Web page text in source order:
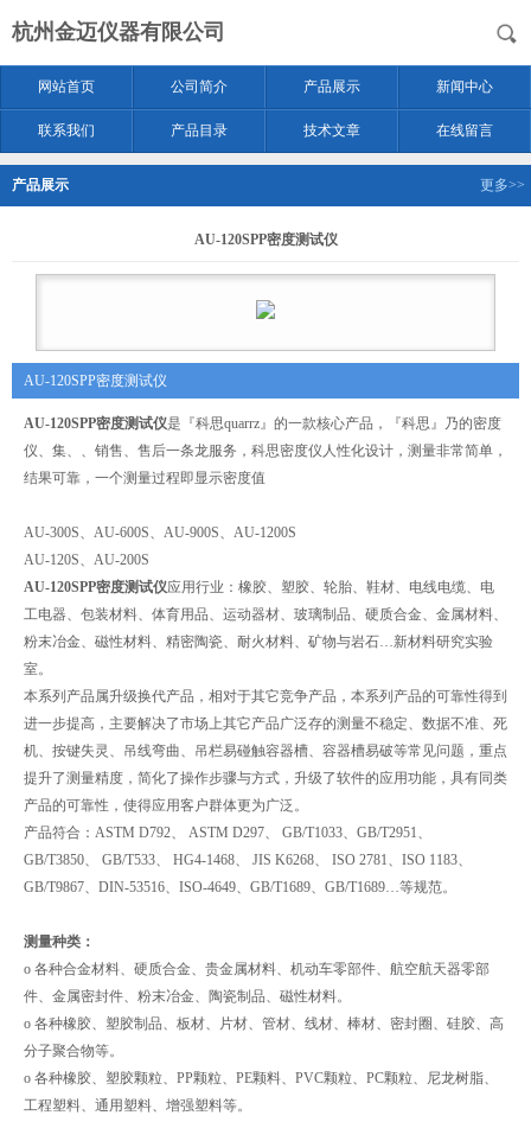
杭州金迈仪器有限公司
网站首页 公司简介 产品展示 新闻中心
联系我们 产品目录 技术文章 在线留言
产品展示 更多>>
AU-120SPP密度测试仪
AU-120SPP密度测试仪
AU-120SPP密度测试仪是『科思quarrz』的一款核心产品，『科思』乃的密度
仪、集、、销售、售后一条龙服务，科思密度仪人性化设计，测量非常简单，
结果可靠，一个测量过程即显示密度值
AU-300S、AU-600S、AU-900S、AU-1200S
AU-120S、AU-200S
AU-120SPP密度测试仪应用行业：橡胶、塑胶、轮胎、鞋材、电线电缆、电
工电器、包装材料、体育用品、运动器材、玻璃制品、硬质合金、金属材料、
粉末冶金、磁性材料、精密陶瓷、耐火材料、矿物与岩石…新材料研究实验
室。
本系列产品属升级换代产品，相对于其它竞争产品，本系列产品的可靠性得到
进一步提高，主要解决了市场上其它产品广泛存的测量不稳定、数据不准、死
机、按键失灵、吊线弯曲、吊栏易碰触容器槽、容器槽易破等常见问题，重点
提升了测量精度，简化了操作步骤与方式，升级了软件的应用功能，具有同类
产品的可靠性，使得应用客户群体更为广泛。
产品符合：ASTM D792、 ASTM D297、 GB/T1033、GB/T2951、
GB/T3850、 GB/T533、 HG4-1468、 JIS K6268、 ISO 2781、ISO 1183、
GB/T9867、DIN-53516、ISO-4649、GB/T1689、GB/T1689…等规范。
测量种类：
o 各种合金材料、硬质合金、贵金属材料、机动车零部件、航空航天器零部
件、金属密封件、粉末冶金、陶瓷制品、磁性材料。
o 各种橡胶、塑胶制品、板材、片材、管材、线材、棒材、密封圈、硅胶、高
分子聚合物等。
o 各种橡胶、塑胶颗粒、PP颗粒、PE颗料、PVC颗粒、PC颗粒、尼龙树脂、
工程塑料、通用塑料、增强塑料等。